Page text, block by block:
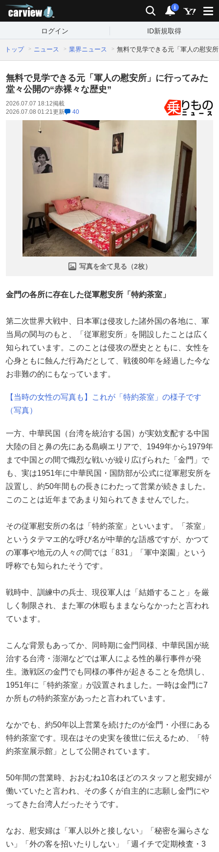
検索 通知
i
ログイン ID新規取得
トップ ニュース 業界ニュース 無料で見学できる元「軍人の慰安
無料で見学できる元「軍人の慰安所」に行ってみた
堂々公開の“赤裸々な歴史”
2026.07.07 18:12掲載
2026.07.08 01:21更新 40
写真を全て見る（2枚）
金門の各所に存在した従軍慰安所「特約茶室」
第二次世界大戦中、日本軍は侵攻した諸外国の各地に、軍
当局の関与のもと、「従軍慰安所」を開設したことは広く
知られています。このことは侵攻の歴史とともに、女性を
心身ともに蝕んだ行為だとして、戦後80年を経過した今な
お非難の的にもなっています。
【当時の女性の写真も】これが「特約茶室」の様子です
（写真）
一方、中華民国（台湾を統治する国）が実効支配する中国
大陸の目と鼻の先にある島嶼エリアで、1949年から1979年
まで中国との間で熾烈な戦いが繰り広げられた「金門」で
も、実は1951年に中華民国・国防部が公式に従軍慰安所を
設置し、約50年間もの長きにわたって営業が続きました。
このことは近年まであまり知られてきませんでした。
その従軍慰安所の名は「特約茶室」といいます。「茶室」
というタテマエ的な呼び名が中華的な語感ですが、かつて
の軍事や地元の人々の間では「831」「軍中楽園」という
呼称でも知られたそうです。
戦時中、訓練中の兵士、現役軍人は「結婚すること」を厳
しく制限され、また軍の休暇もままならなかったと言われ
ています。
こんな背景もあってか、同時期に金門同様、中華民国が統
治する台湾・澎湖などでは軍人による性的暴行事件が発
生。激戦区の金門でも同様の事件が起きることを危惧し、
1951年に「特約茶室」が設置されました。一時は金門に7
か所もの特約茶室があったと言われています。
なかでも、約50年以上営業を続けたのが金門・小徑にある
特約茶室です。現在はその史実を後世に伝えるため、「特
約茶室展示館」として公開されています。
50年間の営業時、おおむね10名ほどのスタッフと慰安婦が
働いていたと言われ、その多くが自主的に志願し金門にや
ってきた台湾人だったそうです。
なお、慰安婦は「軍人以外と接しない」「秘密を漏らさな
い」「外の客を招いたりしない」「週イチで定期検査・3